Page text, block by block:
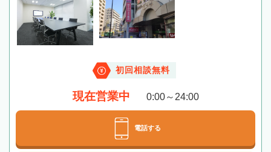
初回相談無料
現在営業中 0:00～24:00
電話する